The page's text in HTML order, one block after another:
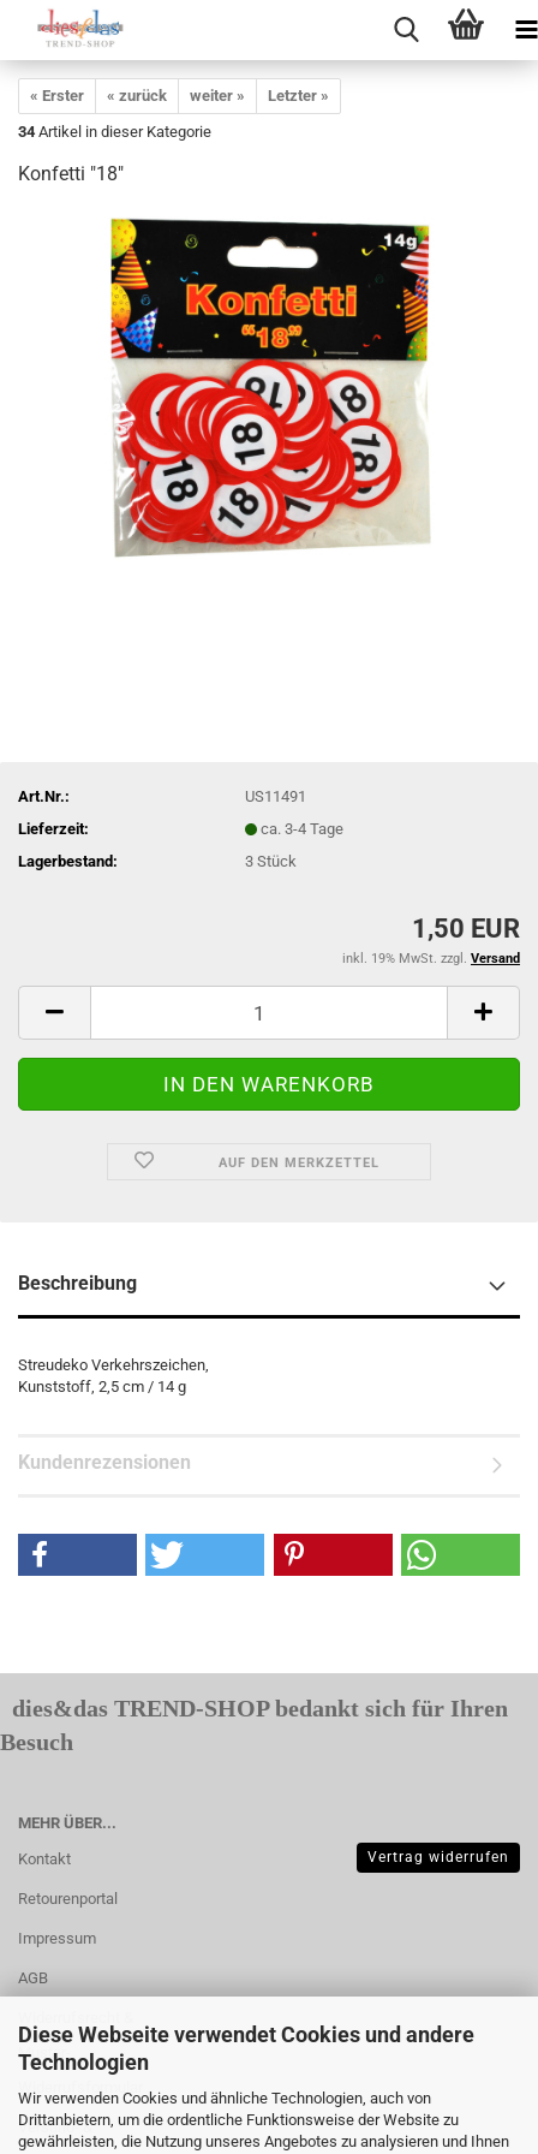
Diese Webseite verwendet Cookies und andere
Technologien
Wir verwenden Cookies und ähnliche Technologien, auch von
Drittanbietern, um die ordentliche Funktionsweise der Website zu
gewährleisten, die Nutzung unseres Angebotes zu analysieren und Ihnen
« Erster « zurück weiter »
Letzter »
34 Artikel in dieser Kategorie
Konfetti "18"
Art.Nr.:
US11491
Lieferzeit:
ca. 3-4 Tage
Lagerbestand:
3Stück
1,50 EUR
inkl. 19% MwSt. zzgl. Versand
AUF DEN MERKZETTEL
Beschreibung
Streudeko Verkehrszeichen,
Kunststoff, 2,5 cm / 14 g
Kundenrezensionen
dies&das TREND-SHOP bedankt sich für Ihren
Besuch
MEHR ÜBER...
Kontakt
Retourenportal
Impressum
AGB
Muster-
Widerrufsformular
Versand- &
Vertrag widerrufen